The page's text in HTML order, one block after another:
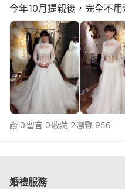
今年10月提親後，完全不
單了，直接帶著老公直奔
我晴天霹靂，她⋯⋯她
的攝影師，我瞬間冷卻了
艾莉說有位鐵粉一定要找
最後呢⋯⋯艾莉說，好吧，
讚 0 留言 0 收藏 2瀏覽 956
婚禮服務